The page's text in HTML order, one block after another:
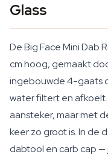
Glass
De Big Face Mini Dab
cm hoog, gemaakt
ingebouwde 4-gaats
water filtert en
aansteker, maar met
keer zo groot is. In de
dabtool en carb cap